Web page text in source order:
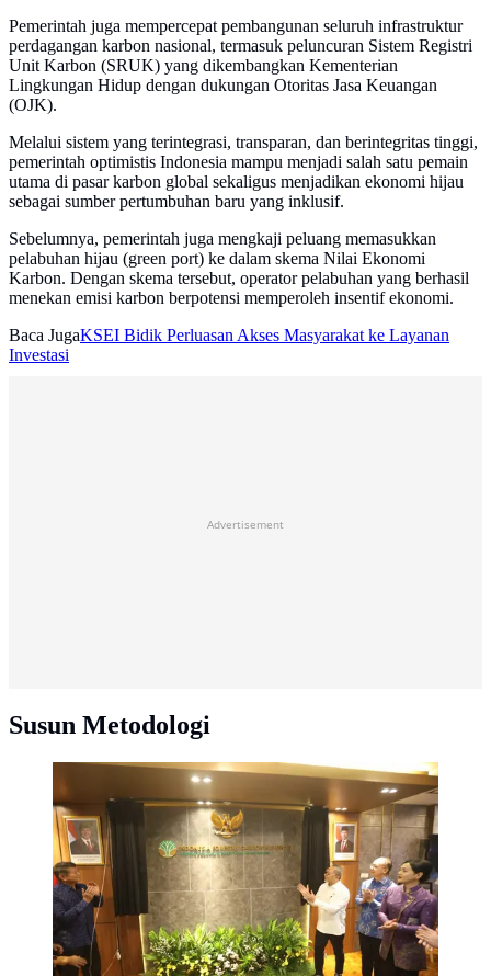
Pemerintah juga mempercepat pembangunan seluruh infrastruktur
perdagangan karbon nasional, termasuk peluncuran Sistem Registri
Unit Karbon (SRUK) yang dikembangkan Kementerian
Lingkungan Hidup dengan dukungan Otoritas Jasa Keuangan
(OJK).
Melalui sistem yang terintegrasi, transparan, dan berintegritas tinggi,
pemerintah optimistis Indonesia mampu menjadi salah satu pemain
utama di pasar karbon global sekaligus menjadikan ekonomi hijau
sebagai sumber pertumbuhan baru yang inklusif.
Sebelumnya, pemerintah juga mengkaji peluang memasukkan
pelabuhan hijau (green port) ke dalam skema Nilai Ekonomi
Karbon. Dengan skema tersebut, operator pelabuhan yang berhasil
menekan emisi karbon berpotensi memperoleh insentif ekonomi.
Baca JugaKSEI Bidik Perluasan Akses Masyarakat ke Layanan
Investasi
Advertisement
Susun Metodologi